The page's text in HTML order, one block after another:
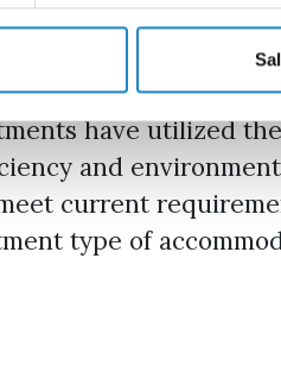
their own peace
have utilized
and
current
type of